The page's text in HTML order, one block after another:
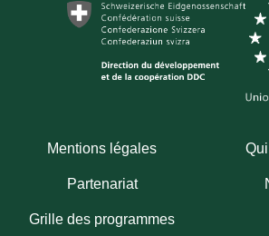
Mentions légales
Partenariat
Grille des programmes